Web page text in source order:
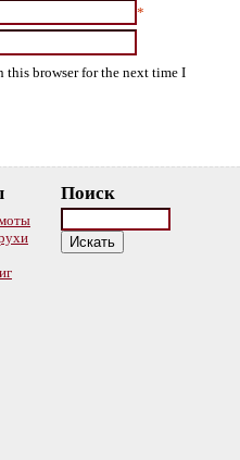
*
this browser for the next time I
Поиск